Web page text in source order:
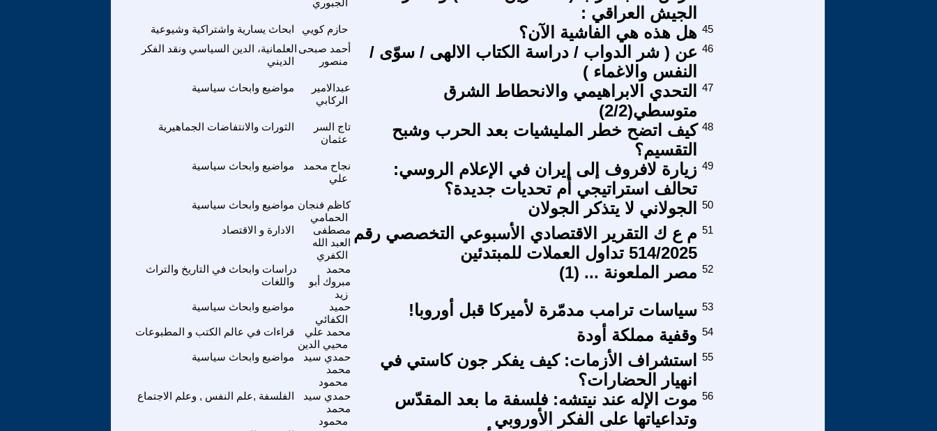
الجبوري
الجيش العراقي :
ابحاث يسارية واشتراكية وشيوعية حازم كويي هل هذه هي الفاشية الآن؟ 45
العلمانية، الدين السياسي ونقد الفكر
الديني
أحمد صبحى
منصور
عن ( شر الدواب / دراسة الكتاب الالهى / سوّى /
النفس والاغماء )
46
مواضيع وابحاث سياسية
عبدالامير
الركابي
التحدي الابراهيمي والانحطاط الشرق
متوسطي(2/2)
47
الثورات والانتفاضات الجماهيرية
تاج السر
عثمان
كيف اتضح خطر المليشيات بعد الحرب وشبح
التقسيم؟
48
مواضيع وابحاث سياسية
نجاح محمد
علي
زيارة لافروف إلى إيران في الإعلام الروسي:
تحالف استراتيجي أم تحديات جديدة؟
49
مواضيع وابحاث سياسية كاظم فنجان
الحمامي
الجولاني لا يتذكر الجولان 50
الادارة و الاقتصاد
مصطفى
العبد الله
الكفري
م ع ك التقرير الاقتصادي الأسبوعي التخصصي رقم
514/2025 تداول العملات للمبتدئين
51
دراسات وابحاث في التاريخ والتراث
واللغات
محمد
مبروك أبو
زيد
مصر الملعونة ... (1) 52
مواضيع وابحاث سياسية
حميد
الكفائي
سياسات ترامب مدمّرة لأميركا قبل أوروبا! 53
قراءات في عالم الكتب و المطبوعات
محمد علي
محيي الدين
وقفية مملكة أودة 54
مواضيع وابحاث سياسية
حمدي سيد
محمد
محمود
استشراف الأزمات: كيف يفكر جون كاستي في
انهيار الحضارات؟
55
الفلسفة ,علم النفس , وعلم الاجتماع
حمدي سيد
محمد
محمود
موت الإله عند نيتشه: فلسفة ما بعد المقدّس
وتداعياتها على الفكر الأوروبي
56